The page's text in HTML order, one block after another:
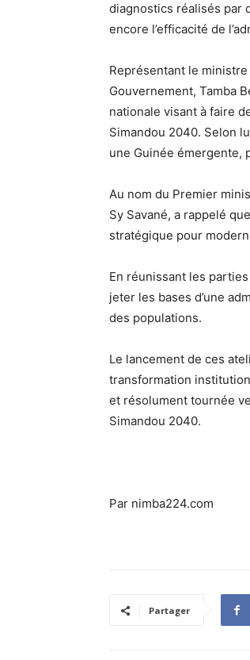
diagnostics réalisés par
encore l’efficacité de
Représentant le
Gouvernement, Tamba
nationale visant à faire
Simandou 2040. Selon
une Guinée émergente,
Au nom du Premier
Sy Savané, a rappelé
stratégique pour
En réunissant les
jeter les bases d’une
des populations.
Le lancement de ces
transformation
et résolument tournée
Simandou 2040.
Par nimba224.com
Partager